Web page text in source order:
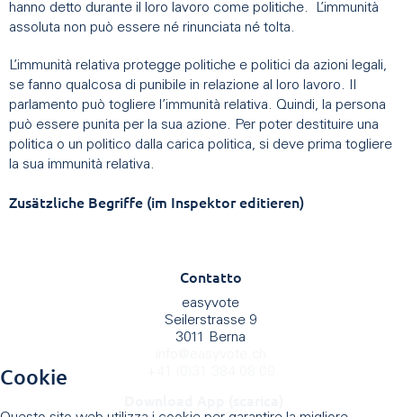
hanno detto durante il loro lavoro come politiche. L’immunità
assoluta non può essere né rinunciata né tolta.
L’immunità relativa protegge politiche e politici da azioni legali,
se fanno qualcosa di punibile in relazione al loro lavoro. Il
parlamento può togliere l’immunità relativa. Quindi, la persona
può essere punita per la sua azione. Per poter destituire una
politica o un politico dalla carica politica, si deve prima togliere
la sua immunità relativa.
Zusätzliche Begriffe (im Inspektor editieren)
Contatto
easyvote
Seilerstrasse 9
3011 Berna
Cookie